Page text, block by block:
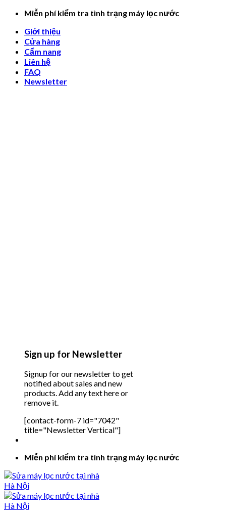
Skip
content
Miễn phí kiểm tra tình trạng máy lọc nước
Giới thiệu
Cửa hàng
Cẩm nang
Liên hệ
FAQ
Newsletter
Sign up for Newsletter
Signup for our newsletter to get
notified about sales and new
products. Add any text here or
remove it.
[contact-form-7 id="7042"
title="Newsletter Vertical"]
Miễn phí kiểm tra tình trạng máy lọc nước